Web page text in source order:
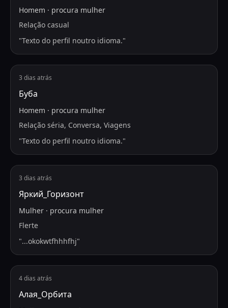
Homem · procura mulher
Relação casual
"Texto do perfil noutro idioma."
3 dias atrás
Буба
Homem · procura mulher
Relação séria, Conversa, Viagens
"Texto do perfil noutro idioma."
3 dias atrás
Яркий_Горизонт
Mulher · procura mulher
Flerte
"...okokwtfhhhfhj"
4 dias atrás
Алая_Орбита